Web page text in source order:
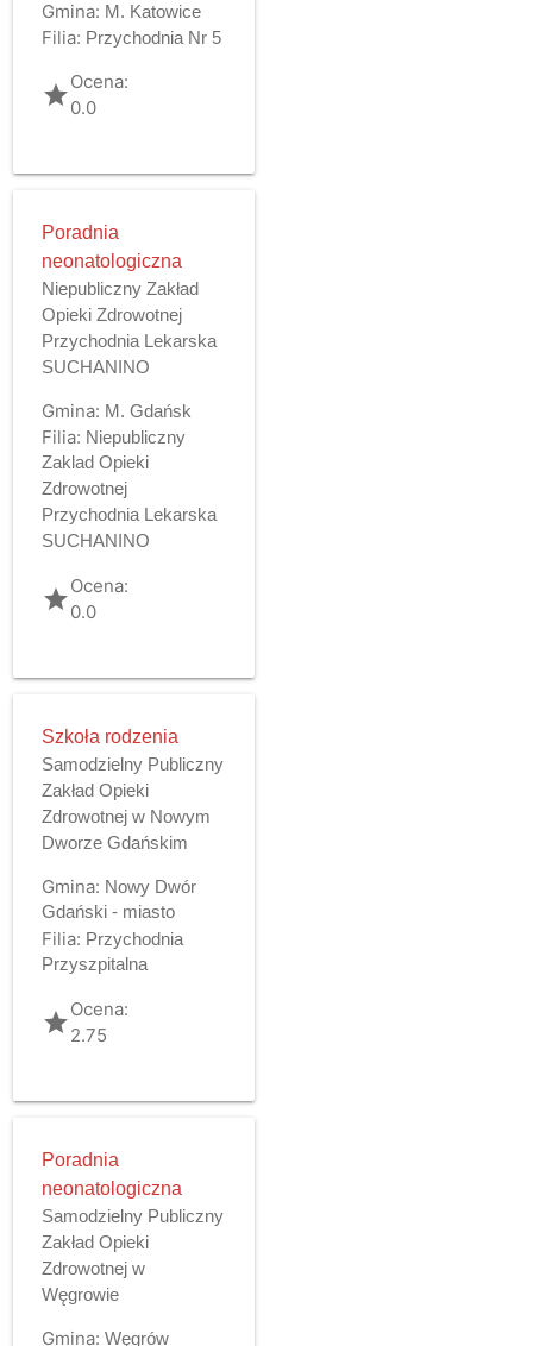
Gmina: M. Katowice
Filia: Przychodnia Nr 5
gradeOcena:
0.0
Poradnia
neonatologiczna
Niepubliczny Zakład
Opieki Zdrowotnej
Przychodnia Lekarska
SUCHANINO
Gmina: M. Gdańsk
Filia: Niepubliczny
Zaklad Opieki
Zdrowotnej
Przychodnia Lekarska
SUCHANINO
gradeOcena:
0.0
Szkoła rodzenia
Samodzielny Publiczny
Zakład Opieki
Zdrowotnej w Nowym
Dworze Gdańskim
Gmina: Nowy Dwór
Gdański - miasto
Filia: Przychodnia
Przyszpitalna
gradeOcena:
2.75
Poradnia
neonatologiczna
Samodzielny Publiczny
Zakład Opieki
Zdrowotnej w
Węgrowie
Gmina: Węgrów